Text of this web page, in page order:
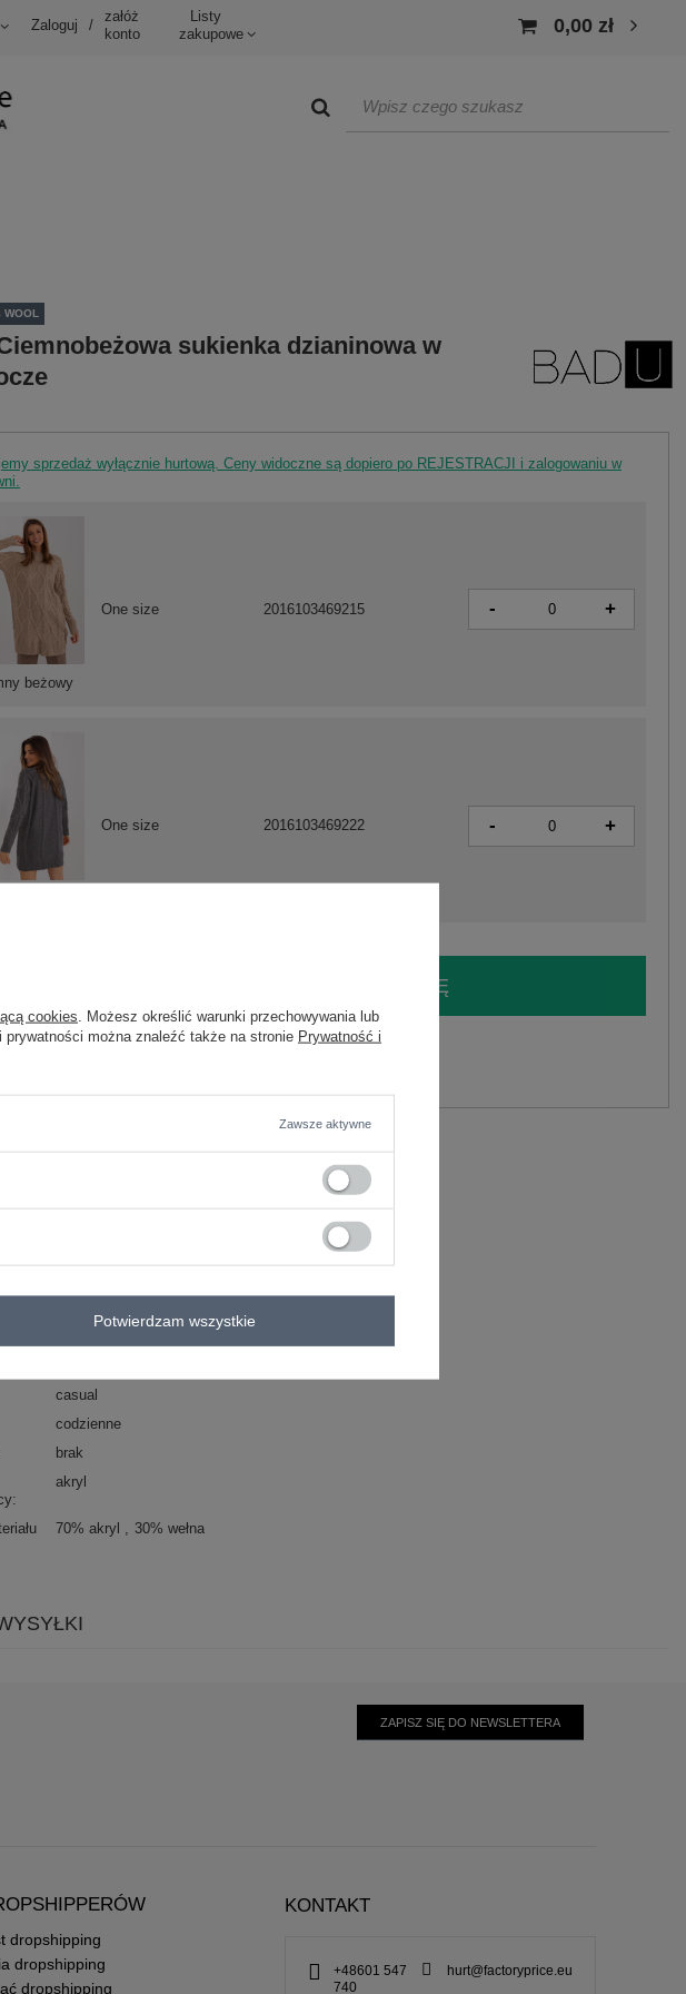
Zaloguj /
załóż
konto
Listy
zakupowe
0,00 zł
sukienka dzianinowa w
sprzedaż wyłącznie hurtową. Ceny widoczne są dopiero po REJESTRACJI i zalogowaniu w
One size 2016103469222 - +
beżowy
One size 2016103469215 - +
ZALOGUJ SIĘ I ZOBACZ CENĘ
Chętnie pomożemy.
casual
codzienne
brak
akryl
70% akryl 30% wełna
ZAPISZ SIĘ DO NEWSLETTERA
dropshipping
dropshipping
dropshipping
KONTAKT
+48601 547
740
hurt@factoryprice.eu
cookies . Możesz określić warunki przechowywania lub
można znaleźć także na stronie Prywatność i
Zawsze aktywne
Potwierdzam wszystkie